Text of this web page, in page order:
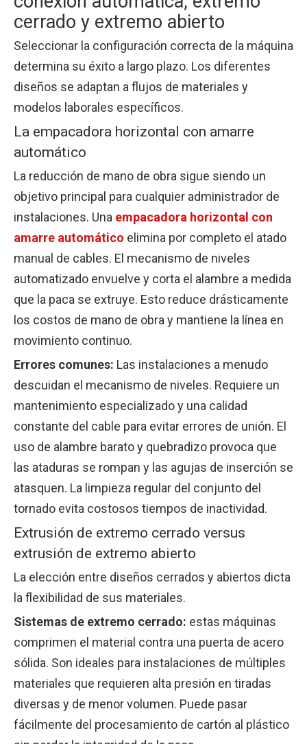
cerrado y extremo abierto
Seleccionar la configuración correcta de la máquina
determina su éxito a largo plazo. Los diferentes
diseños se adaptan a flujos de materiales y
modelos laborales específicos.
La empacadora horizontal con amarre
automático
La reducción de mano de obra sigue siendo un
objetivo principal para cualquier administrador de
instalaciones. Una empacadora horizontal con
amarre automático elimina por completo el atado
manual de cables. El mecanismo de niveles
automatizado envuelve y corta el alambre a medida
que la paca se extruye. Esto reduce drásticamente
los costos de mano de obra y mantiene la línea en
movimiento continuo.
Errores comunes: Las instalaciones a menudo
descuidan el mecanismo de niveles. Requiere un
mantenimiento especializado y una calidad
constante del cable para evitar errores de unión. El
uso de alambre barato y quebradizo provoca que
las ataduras se rompan y las agujas de inserción se
atasquen. La limpieza regular del conjunto del
tornado evita costosos tiempos de inactividad.
Extrusión de extremo cerrado versus
extrusión de extremo abierto
La elección entre diseños cerrados y abiertos dicta
la flexibilidad de sus materiales.
Sistemas de extremo cerrado: estas máquinas
comprimen el material contra una puerta de acero
sólida. Son ideales para instalaciones de múltiples
materiales que requieren alta presión en tiradas
diversas y de menor volumen. Puede pasar
fácilmente del procesamiento de cartón al plástico